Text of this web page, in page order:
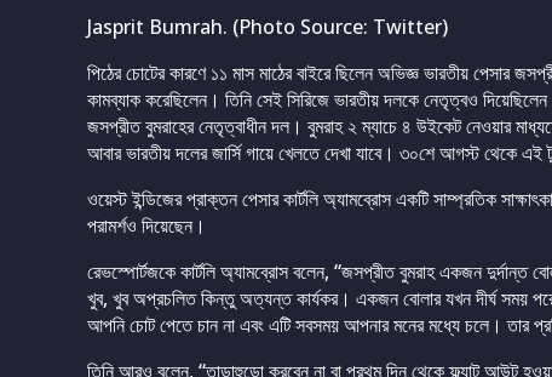
Jasprit Bumrah. (Photo Source: Twitter)
পিঠের চোটের কারণে ১১ মাস মাঠের বাইরে ছিলেন অভিজ্ঞ ভারতীয় পেসার
কামব্যাক করেছিলেন। তিনি সেই সিরিজে ভারতীয় দলকে নেতৃত্বও
জসপ্রীত বুমরাহের নেতৃত্বাধীন দল। বুমরাহ ২ ম্যাচে ৪ উইকেট নেওয়ার
আবার ভারতীয় দলের জার্সি গায়ে খেলতে দেখা যাবে। ৩০শে আগস্ট থেকে এই
ওয়েস্ট ইন্ডিজের প্রাক্তন পেসার কার্টলি অ্যামব্রোস একটি সাম্প্রতিক
পরামর্শও দিয়েছেন।
রেভস্পোর্টজকে কার্টলি অ্যামব্রোস বলেন, “জসপ্রীত বুমরাহ একজন দুর্দান্ত
খুব, খুব অপ্রচলিত কিন্তু অত্যন্ত কার্যকর। একজন বোলার যখন দীর্ঘ সময়
আপনি চোট পেতে চান না এবং এটি সবসময় আপনার মনের মধ্যে চলে। তার
তিনি আরও বলেন, “তাড়াহুড়ো করবেন না বা প্রথম দিন থেকে ফ্ল্যাট আউট